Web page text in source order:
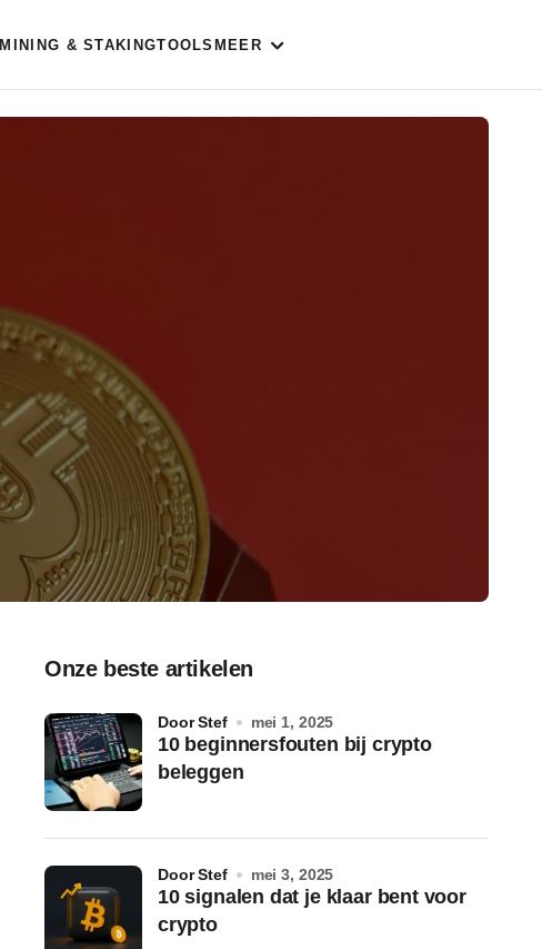
MINING & STAKINGTOOLS MEER
Onze beste artikelen
10 beginnersfouten bij crypto
beleggen
door Stef mei 1, 2025
10 signalen dat je klaar bent voor
crypto
door Stef mei 3, 2025